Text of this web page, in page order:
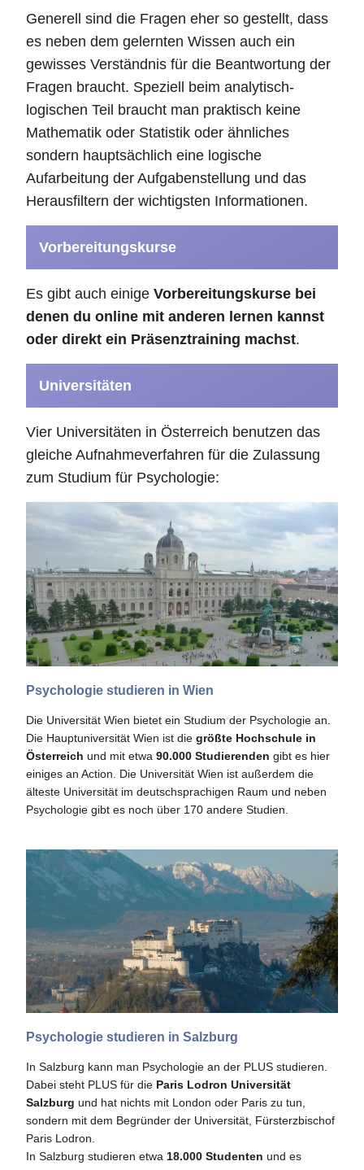
Generell sind die Fragen eher so gestellt, dass
es neben dem gelernten Wissen auch ein
gewisses Verständnis für die Beantwortung der
Fragen braucht. Speziell beim analytisch-
logischen Teil braucht man praktisch keine
Mathematik oder Statistik oder ähnliches
sondern hauptsächlich eine logische
Aufarbeitung der Aufgabenstellung und das
Herausfiltern der wichtigsten Informationen.
Vorbereitungskurse
Es gibt auch einige Vorbereitungskurse bei
denen du online mit anderen lernen kannst
oder direkt ein Präsenztraining machst.
Universitäten
Vier Universitäten in Österreich benutzen das
gleiche Aufnahmeverfahren für die Zulassung
zum Studium für Psychologie:
Psychologie studieren in Wien
Die Universität Wien bietet ein Studium der Psychologie an.
Die Hauptuniversität Wien ist die größte Hochschule in
Österreich und mit etwa 90.000 Studierenden gibt es hier
einiges an Action. Die Universität Wien ist außerdem die
älteste Universität im deutschsprachigen Raum und neben
Psychologie gibt es noch über 170 andere Studien.
Psychologie studieren in Salzburg
In Salzburg kann man Psychologie an der PLUS studieren.
Dabei steht PLUS für die Paris Lodron Universität
Salzburg und hat nichts mit London oder Paris zu tun,
sondern mit dem Begründer der Universität, Fürsterzbischof
Paris Lodron.
In Salzburg studieren etwa 18.000 Studenten und es